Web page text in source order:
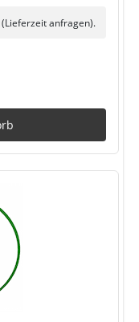
anfragen).